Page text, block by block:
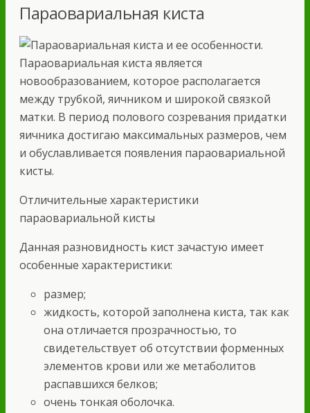
Параовариальная киста
Параовариальная киста является
новообразованием, которое располагается
между трубкой, яичником и широкой связкой
матки. В период полового созревания придатки
яичника достигаю максимальных размеров, чем
и обуславливается появления параовариальной
кисты.
Отличительные характеристики
параовариальной кисты
Данная разновидность кист зачастую имеет
особенные характеристики:
размер;
жидкость, которой заполнена киста, так как
она отличается прозрачностью, то
свидетельствует об отсутствии форменных
элементов крови или же метаболитов
распавшихся белков;
очень тонкая оболочка.